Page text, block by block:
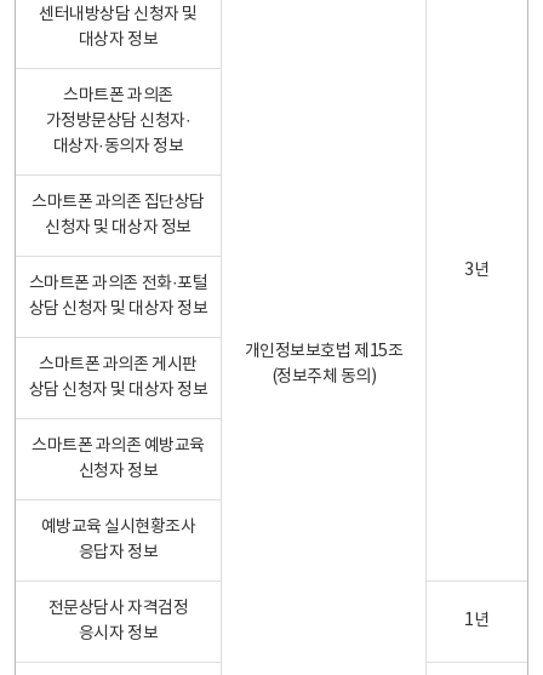
개인정보보호법 제15조
(정보주체 동의)
센터내방상담 신청자 및
대상자 정보
3년
스마트폰 과의존
가정방문상담 신청자·
대상자·동의자 정보
스마트폰 과의존 집단상담
신청자 및 대상자 정보
스마트폰 과의존 전화·포털
상담 신청자 및 대상자 정보
스마트폰 과의존 게시판
상담 신청자 및 대상자 정보
스마트폰 과의존 예방교육
신청자 정보
예방교육 실시현황조사
응답자 정보
전문상담사 자격검정
응시자 정보
1년